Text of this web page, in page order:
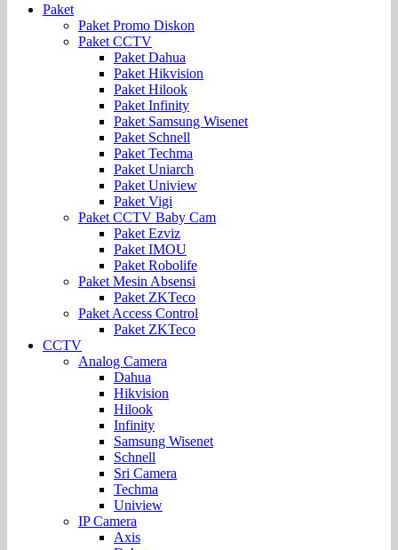
Paket
Paket Promo Diskon
Paket CCTV
Paket Dahua
Paket Hikvision
Paket Hilook
Paket Infinity
Paket Samsung Wisenet
Paket Schnell
Paket Techma
Paket Uniarch
Paket Uniview
Paket Vigi
Paket CCTV Baby Cam
Paket Ezviz
Paket IMOU
Paket Robolife
Paket Mesin Absensi
Paket ZKTeco
Paket Access Control
Paket ZKTeco
CCTV
Analog Camera
Dahua
Hikvision
Hilook
Infinity
Samsung Wisenet
Schnell
Sri Camera
Techma
Uniview
IP Camera
Axis